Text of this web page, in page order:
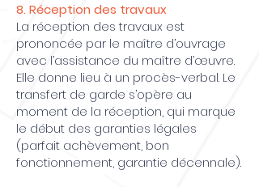
8. Réception des travaux
La réception des travaux est
prononcée par le maître d’ouvrage
avec l’assistance du maître d’œuvre.
Elle donne lieu à un procès-verbal. Le
transfert de garde s’opère au
moment de la réception, qui marque
le début des garanties légales
(parfait achèvement, bon
fonctionnement, garantie décennale).